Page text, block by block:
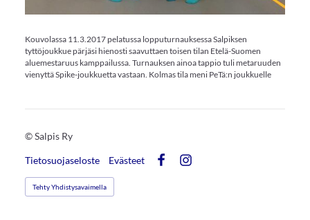
Kouvolassa 11.3.2017 pelatussa lopputurnauksessa Salpiksen
tyttöjoukkue pärjäsi hienosti saavuttaen toisen tilan Etelä-Suomen
aluemestaruus kamppailussa. Turnauksen ainoa tappio tuli metaruuden
vienyttä Spike-joukkuetta vastaan. Kolmas tila meni PeTä:n joukkuelle
©Salpis Ry
Tietosuojaseloste
Evästeet
Tehty Yhdistysavaimella